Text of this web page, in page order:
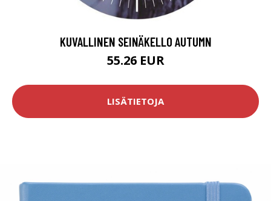
KUVALLINEN SEINÄKELLO AUTUMN
55.26 EUR
LISÄTIETOJA